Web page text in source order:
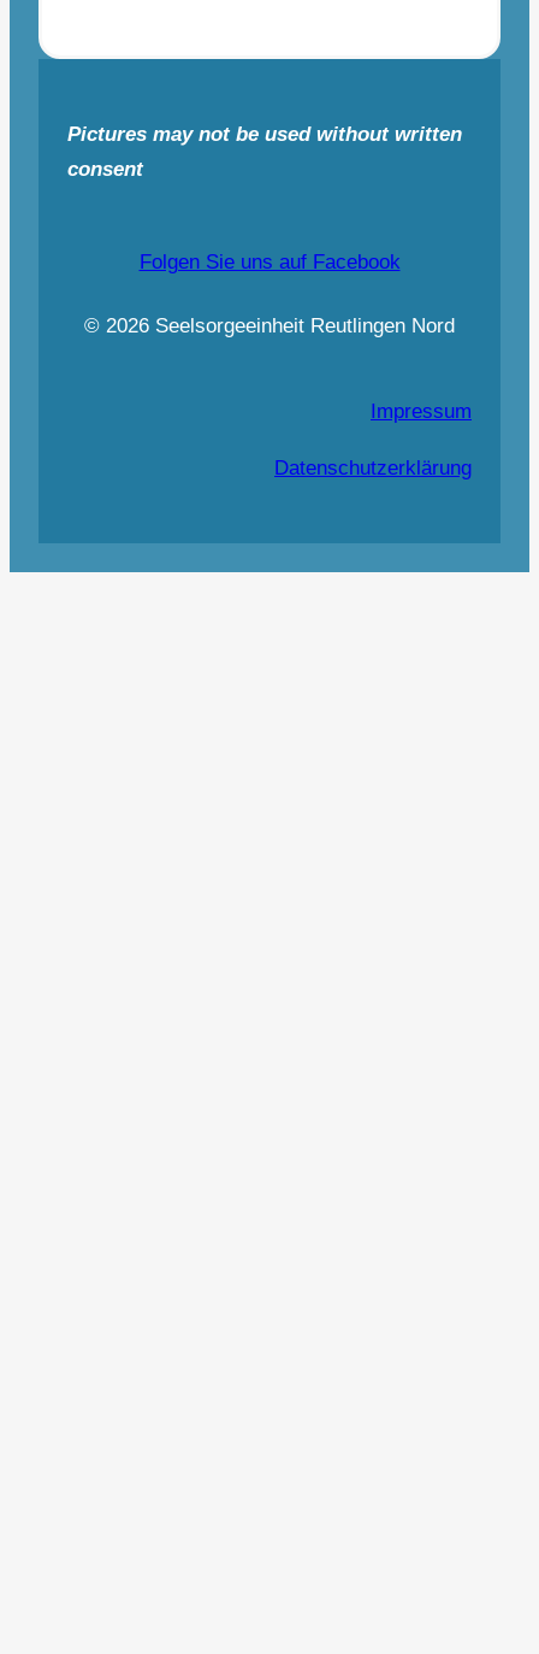
Pictures may not be used without written
consent
Folgen Sie uns auf Facebook
© 2026 Seelsorgeeinheit Reutlingen Nord
Impressum
Datenschutzerklärung